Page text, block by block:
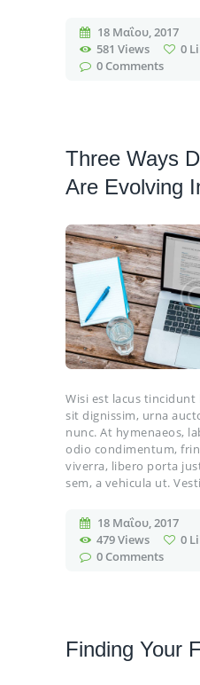
18 Μαΐου, 2017
581 Views 0
0Comments
Three Ways
Are Evolving
Wisi est lacus
sit dignissim, urna
nunc. At hymenaeos,
odio condimentum,
viverra, libero porta
sem, a vehicula ut.
18 Μαΐου, 2017
479Views 0
0Comments
Finding Your